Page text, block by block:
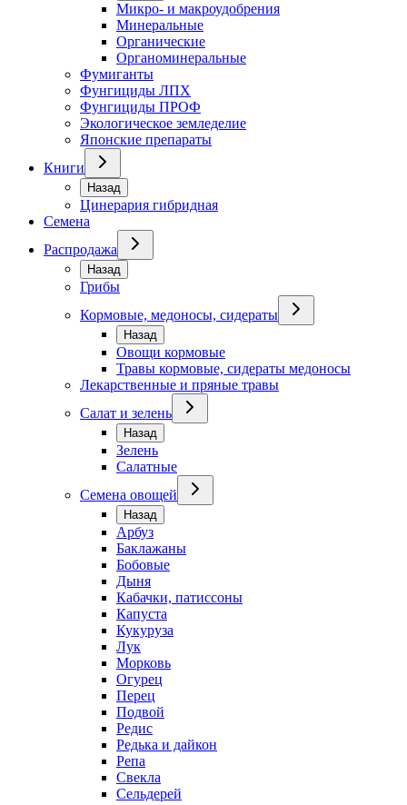
Микро- и макроудобрения
Минеральные
Органические
Органоминеральные
Фумиганты
Фунгициды ЛПХ
Фунгициды ПРОФ
Экологическое земледелие
Японские препараты
Книги
Назад
Цинерария гибридная
Семена
Распродажа
Назад
Грибы
Кормовые, медоносы, сидераты
Назад
Овощи кормовые
Травы кормовые, сидераты медоносы
Лекарственные и пряные травы
Салат и зелень
Назад
Зелень
Салатные
Семена овощей
Назад
Арбуз
Баклажаны
Бобовые
Дыня
Кабачки, патиссоны
Капуста
Кукуруза
Лук
Морковь
Огурец
Перец
Подвой
Редис
Редька и дайкон
Репа
Свекла
Сельдерей